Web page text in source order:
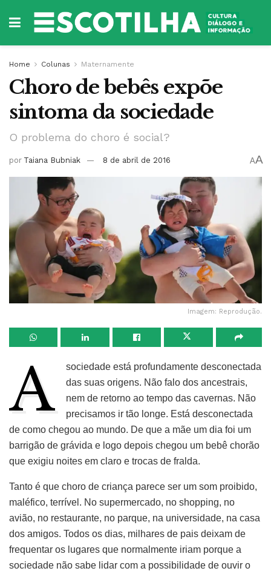
Home Colunas Maternamente
Choro de bebês expõe
sintoma da sociedade
O problema do choro é social?
por Taiana Bubniak 8 de abril de 2016 AA
Imagem: Reprodução.
A
sociedade está profundamente desconectada
das suas origens. Não falo dos ancestrais,
nem de retorno ao tempo das cavernas. Não
precisamos ir tão longe. Está desconectada
de como chegou ao mundo. De que a mãe um dia foi um
barrigão de grávida e logo depois chegou um bebê chorão
que exigiu noites em claro e trocas de fralda.
Tanto é que choro de criança parece ser um som proibido,
maléfico, terrível. No supermercado, no shopping, no
avião, no restaurante, no parque, na universidade, na casa
dos amigos. Todos os dias, milhares de pais deixam de
frequentar os lugares que normalmente iriam porque a
sociedade não sabe lidar com a possibilidade de ouvir o